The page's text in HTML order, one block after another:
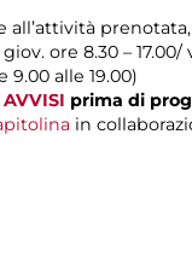
all’attività prenotata,
ore 8.30 –
alle 19.00)
AVVISI prima di
in